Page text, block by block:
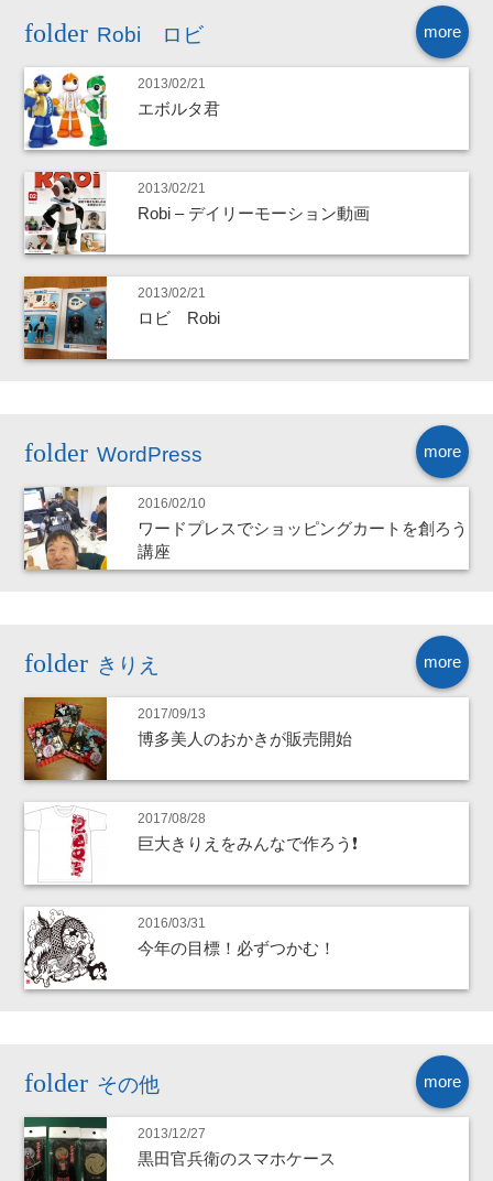
more
Robi ロビ
2013/02/21
エボルタ君
2013/02/21
Robi – デイリーモーション動画
2013/02/21
ロビ Robi
more
WordPress
2016/02/10
ワードプレスでショッピングカートを創ろう
講座
more
きりえ
2017/09/13
博多美人のおかきが販売開始
2017/08/28
巨大きりえをみんなで作ろう❗
2016/03/31
今年の目標！必ずつかむ！
more
その他
2013/12/27
黒田官兵衛のスマホケース